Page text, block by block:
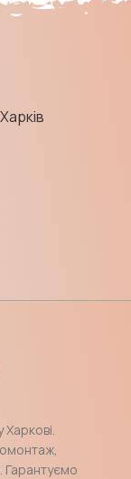
Гарантуємо